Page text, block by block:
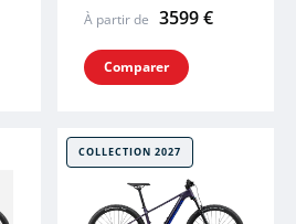
À partir de 3599 €
Comparer
COLLECTION 2027